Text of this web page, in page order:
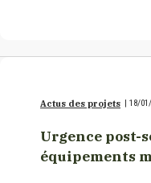
Actus des projets | 18/
Urgence post-
équipements